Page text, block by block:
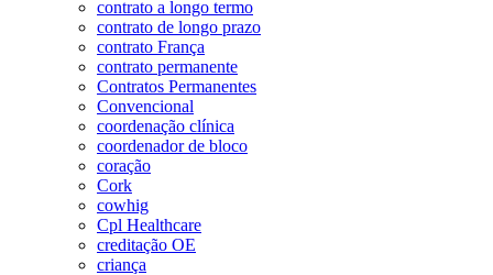
contrato a longo termo
contrato de longo prazo
contrato França
contrato permanente
Contratos Permanentes
Convencional
coordenação clínica
coordenador de bloco
coração
Cork
cowhig
Cpl Healthcare
creditação OE
criança